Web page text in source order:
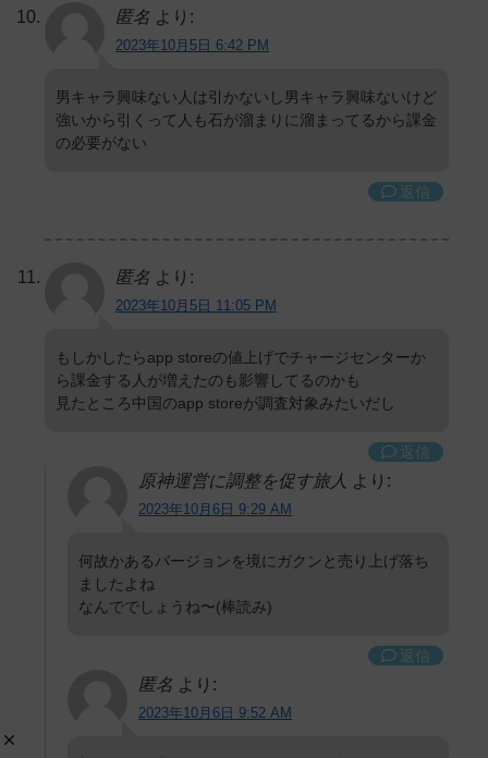
匿名 より:
2023年10月5日 6:42 PM
男キャラ興味ない人は引かないし男キャラ興味ないけど
強いから引くって人も石が溜まりに溜まってるから課金
の必要がない
返信
匿名 より:
2023年10月5日 11:05 PM
もしかしたらapp storeの値上げでチャージセンターか
ら課金する人が増えたのも影響してるのかも
見たところ中国のapp storeが調査対象みたいだし
返信
原神運営に調整を促す旅人 より:
2023年10月6日 9:29 AM
何故かあるバージョンを境にガクンと売り上げ落ち
ましたよね
なんででしょうね〜(棒読み)
返信
匿名 より:
2023年10月6日 9:52 AM